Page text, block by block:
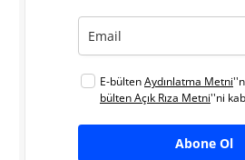
E-bültenAydınlatma Metni
bülten Açık Rıza Metni''ni
Abone Ol